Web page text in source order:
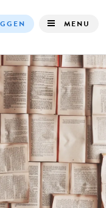
navigation
MENU